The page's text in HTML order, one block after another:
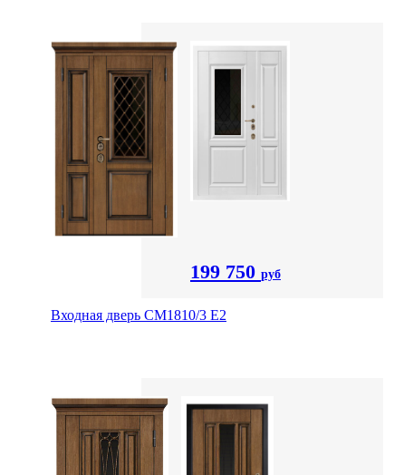
199 750 руб
Входная дверь СМ1810/3 Е2